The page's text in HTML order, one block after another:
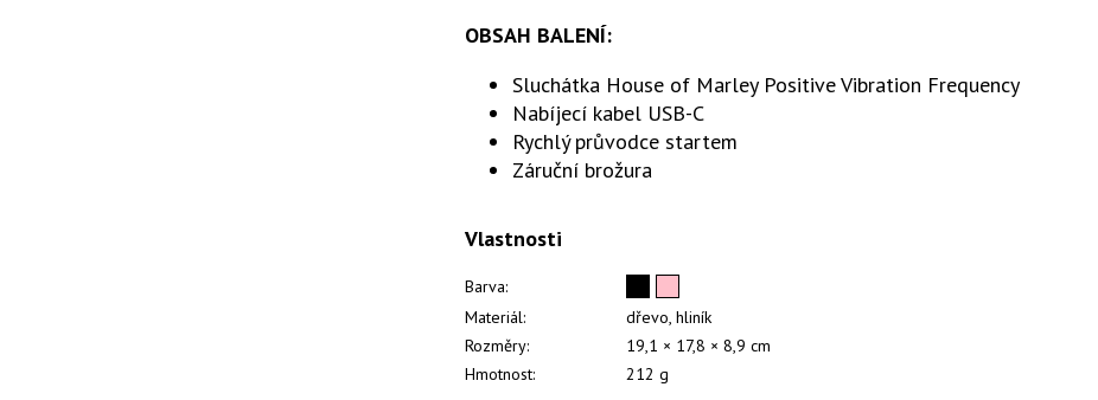
OBSAH BALENÍ:
Sluchátka House of Marley Positive Vibration Frequency
Nabíjecí kabel USB-C
Rychlý průvodce startem
Záruční brožura
Vlastnosti
Barva:
Materiál:
dřevo, hliník
Rozměry:
19,1 × 17,8 × 8,9 cm
Hmotnost:
212 g